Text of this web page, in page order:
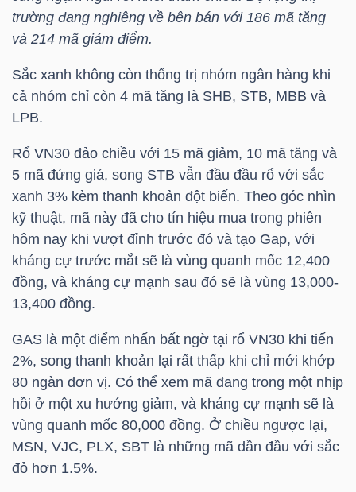
trường đang nghiêng về bên bán với 186 mã tăng
và 214 mã giảm điểm.
Sắc xanh không còn thống trị nhóm ngân hàng khi
cả nhóm chỉ còn 4 mã tăng là SHB, STB, MBB và
LPB.
Rổ VN30 đảo chiều với 15 mã giảm, 10 mã tăng và
5 mã đứng giá, song STB vẫn đầu đầu rổ với sắc
xanh 3% kèm thanh khoản đột biến. Theo góc nhìn
kỹ thuật, mã này đã cho tín hiệu mua trong phiên
hôm nay khi vượt đỉnh trước đó và tạo Gap, với
kháng cự trước mắt sẽ là vùng quanh mốc 12,400
đồng, và kháng cự mạnh sau đó sẽ là vùng 13,000-
13,400 đồng.
GAS là một điểm nhấn bất ngờ tại rổ VN30 khi tiến
2%, song thanh khoản lại rất thấp khi chỉ mới khớp
80 ngàn đơn vị. Có thể xem mã đang trong một nhịp
hồi ở một xu hướng giảm, và kháng cự mạnh sẽ là
vùng quanh mốc 80,000 đồng. Ở chiều ngược lại,
MSN, VJC, PLX, SBT là những mã dần đầu với sắc
đỏ hơn 1.5%.
NGHỆ
THÔNG
TIN
VỤ
TRUYỀN
THÔNG
TIỆN
BẤT
ĐỘNG
SẢN